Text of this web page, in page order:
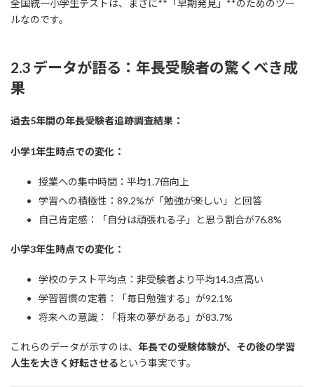
全国統一小学生テストは、まさに**「早期発見」**のためのツー
ルなのです。
2.3 データが語る：年長受験者の驚くべき成
果
過去5年間の年長受験者追跡調査結果：
小学1年生時点での変化：
授業への集中時間：平均1.7倍向上
学習への積極性：89.2%が「勉強が楽しい」と回答
自己肯定感：「自分は頑張れる子」と思う割合が76.8%
小学3年生時点での変化：
学校のテスト平均点：非受験者より平均14.3点高い
学習習慣の定着：「毎日勉強する」が92.1%
将来への意識：「将来の夢がある」が83.7%
これらのデータが示すのは、 年長での受験体験が、その後の学習
人生を大きく好転させるという事実です。